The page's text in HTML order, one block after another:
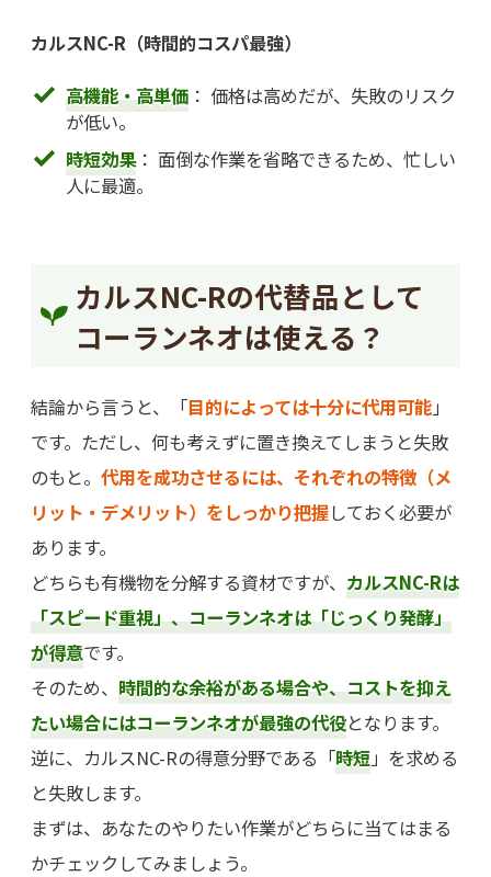
カルスNC-R（時間的コスパ最強）
高機能・高単価： 価格は高めだが、失敗のリスク
が低い。
時短効果： 面倒な作業を省略できるため、忙しい
人に最適。
カルスNC-Rの代替品として
コーランネオは使える？
結論から言うと、「目的によっては十分に代用可能」
です。ただし、何も考えずに置き換えてしまうと失敗
のもと。 代用を成功させるには、それぞれの特徴（メ
リット・デメリット）をしっかり把握しておく必要が
あります。
どちらも有機物を分解する資材ですが、 カルスNC-Rは
「スピード重視」、コーランネオは「じっくり発酵」
が得意です。
そのため、 時間的な余裕がある場合や、コストを抑え
たい場合にはコーランネオが最強の代役となります。
逆に、カルスNC-Rの得意分野である「時短」を求める
と失敗します。
まずは、あなたのやりたい作業がどちらに当てはまる
かチェックしてみましょう。